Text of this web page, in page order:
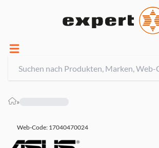
»
Web-Code: 17040470024